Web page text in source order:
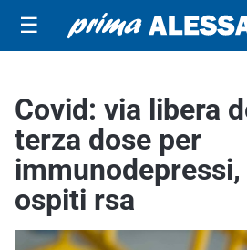
☰
Covid: via libera
terza dose per
ospiti rsa